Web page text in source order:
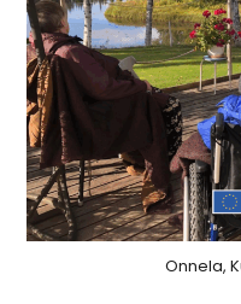
Onnela,